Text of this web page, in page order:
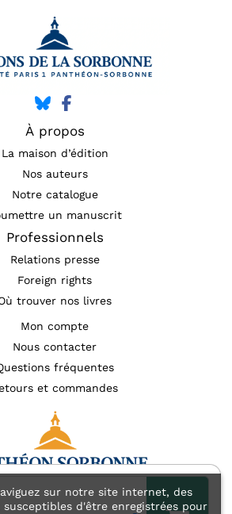
sur notre site internet, des
d'être enregistrées pour
À propos
La maison d’édition
Nos auteurs
Notre catalogue
un manuscrit
Professionnels
Relations presse
Foreign rights
trouver nos livres
Mon compte
Nous contacter
fréquentes
et commandes